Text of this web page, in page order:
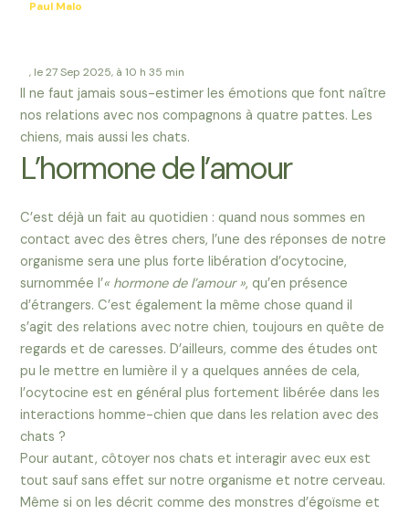
Paul Malo
, le 27 Sep 2025, à 10 h 35 min
Il ne faut jamais sous-estimer les émotions que font naître
nos relations avec nos compagnons à quatre pattes. Les
chiens, mais aussi les chats.
L’hormone de l’amour
C’est déjà un fait au quotidien : quand nous sommes en
contact avec des êtres chers, l’une des réponses de notre
organisme sera une plus forte libération d’ocytocine,
surnommée l’« hormone de l’amour », qu’en présence
d’étrangers. C’est également la même chose quand il
s’agit des relations avec notre chien, toujours en quête de
regards et de caresses. D’ailleurs, comme des études ont
pu le mettre en lumière il y a quelques années de cela,
l’ocytocine est en général plus fortement libérée dans les
interactions homme-chien que dans les relation avec des
chats ?
Pour autant, côtoyer nos chats et interagir avec eux est
tout sauf sans effet sur notre organisme et notre cerveau.
Même si on les décrit comme des monstres d’égoïsme et